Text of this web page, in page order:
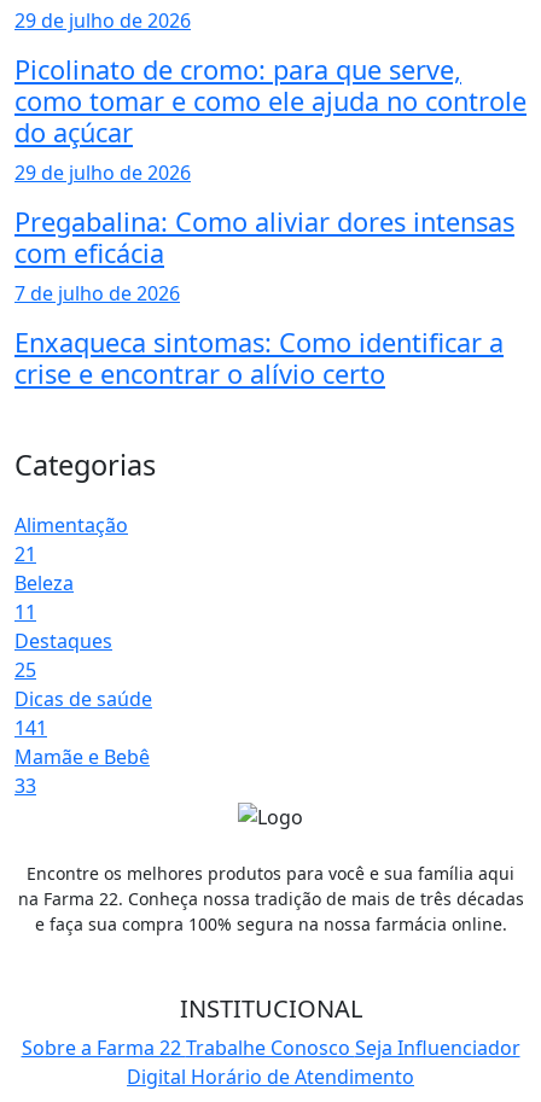
29 de julho de 2026
Picolinato de cromo: para que serve,
como tomar e como ele ajuda no controle
do açúcar
29 de julho de 2026
Pregabalina: Como aliviar dores intensas
com eficácia
7 de julho de 2026
Enxaqueca sintomas: Como identificar a
crise e encontrar o alívio certo
Categorias
Alimentação
21
Beleza
11
Destaques
25
Dicas de saúde
141
Mamãe e Bebê
33
Encontre os melhores produtos para você e sua família aqui
na Farma 22. Conheça nossa tradição de mais de três décadas
e faça sua compra 100% segura na nossa farmácia online.
INSTITUCIONAL
Sobre a Farma 22Trabalhe Conosco Seja Influenciador
Digital Horário de Atendimento